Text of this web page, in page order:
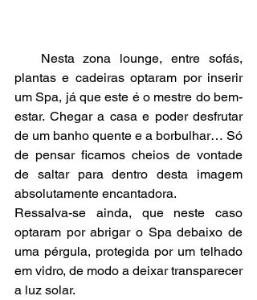
plantas e cadeiras optaram por inserir
um Spa, já que este é o mestre do bem-
estar. Chegar a casa e poder desfrutar
de um banho quente e a borbulhar… Só
de pensar ficamos cheios de vontade
de saltar para dentro desta imagem
absolutamente encantadora.
Ressalva-se ainda, que neste caso
optaram por abrigar o Spa debaixo de
uma pérgula, protegida por um telhado
em vidro, de modo a deixar transparecer
a luz solar.